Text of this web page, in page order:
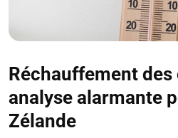
Réchauffement des
analyse alarmante
Zélande